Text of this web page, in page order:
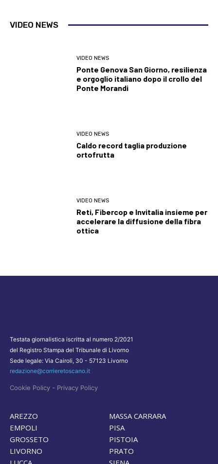
VIDEO NEWS
VIDEO NEWS
Ponte Genova San Giorno, resilienza
e orgoglio italiano dopo il crollo del
Ponte Morandi
VIDEO NEWS
Caldo record taglia produzione
ortofrutta
VIDEO NEWS
Reti, Fibercop e Invitalia insieme per
accelerare la diffusione della fibra
ottica
Testata giornalistica iscritta al numero 2/2021
del Registro Stampa del Tribunale di Livorno
Sede legale: Via Cairoli, 30 - 57123 Livorno
redazione@corrieretoscano.it
Cookie Policy - Privacy Policy
AREZZO
EMPOLI
GROSSETO
LIVORNO
MASSA CARRARA
PISA
PISTOIA
PRATO